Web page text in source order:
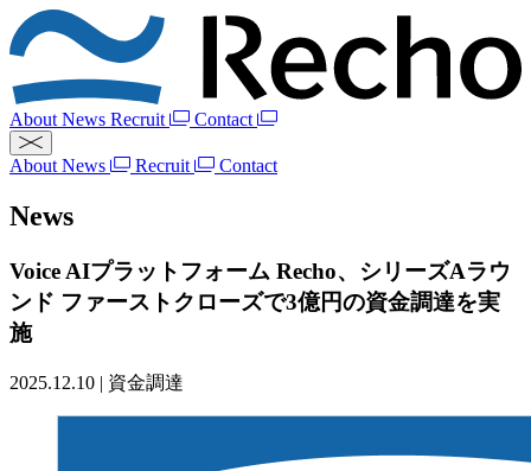
About News Recruit Contact
About News Recruit Contact
News
Voice AIプラットフォーム Recho、シリーズAラウ
ンド ファーストクローズで3億円の資金調達を実
施
2025.12.10 | 資金調達